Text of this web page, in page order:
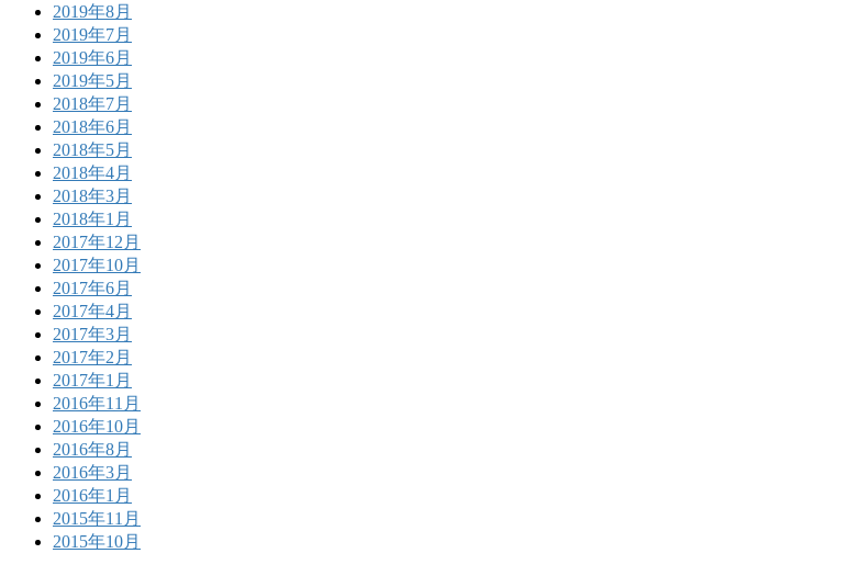
2019年8月
2019年7月
2019年6月
2019年5月
2018年7月
2018年6月
2018年5月
2018年4月
2018年3月
2018年1月
2017年12月
2017年10月
2017年6月
2017年4月
2017年3月
2017年2月
2017年1月
2016年11月
2016年10月
2016年8月
2016年3月
2016年1月
2015年11月
2015年10月